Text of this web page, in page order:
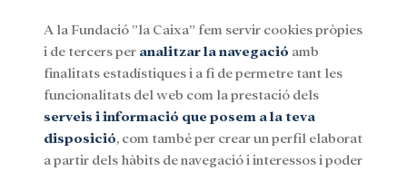
Menu
SocialInvestigació i bequesCultura
A la Fundació ”la Caixa” fem servir cookies pròpies
i de tercers per analitzar la navegació amb
finalitats estadístiques i a fi de permetre tant les
funcionalitats del web com la prestació dels
serveis i informació que posem a la teva
disposició, com també per crear un perfil elaborat
a partir dels hàbits de navegació i interessos i poder